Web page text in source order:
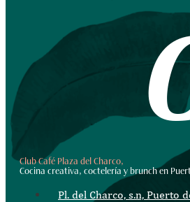
Club Café Plaza del Charco,
Cocina creativa, coctelería y brunch en
Pl. del Charco, s.n, Puerto